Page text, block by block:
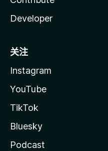
Developer
关注
Instagram
YouTube
TikTok
Bluesky
Podcast